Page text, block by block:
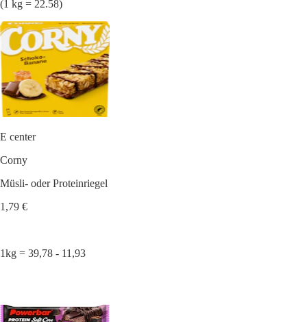
(1 kg = 22.58)
E center
Corny
Müsli- oder Proteinriegel
1,79 €
1kg = 39,78 - 11,93